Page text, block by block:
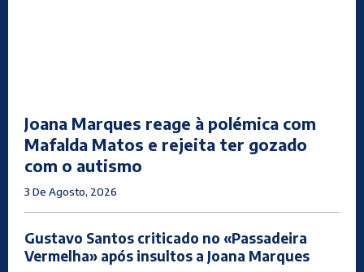
Joana Marques reage à polémica com
Mafalda Matos e rejeita ter gozado
com o autismo
3 De Agosto, 2026
Gustavo Santos criticado no «Passadeira
Vermelha» após insultos a Joana Marques